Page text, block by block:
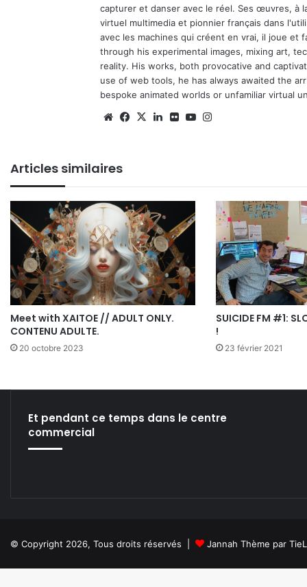
capturer et danser avec le réel. Ses œuvres, à
virtuel multimedia et pionnier français dans
avec les machines qui créent en vrai, il joue et
through his experimental images, mixing art,
reality. His works, both provocative and
use of web tools, he has always awaited the
bespoke animated worlds or unfamiliar virtual
WebsiteFacebook
X Linkedin
FlickrYouTube
Articles similaires
Meet with XAITOE // ADULT ONLY.
CONTENU ADULTE.
20 octobre 2023
SUICIDE FM #1:
!
23 février 2021
Et pendant ce temps dans le centre
commercial
© Copyright 2026, Tous droits réservés | Jannah Thème par